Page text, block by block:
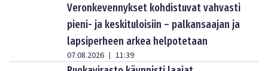
Veronkevennykset kohdistuvat vahvasti
pieni- ja keskituloisiin – palkansaajan ja
lapsiperheen arkea helpotetaan
07.08.2026 | 11:39